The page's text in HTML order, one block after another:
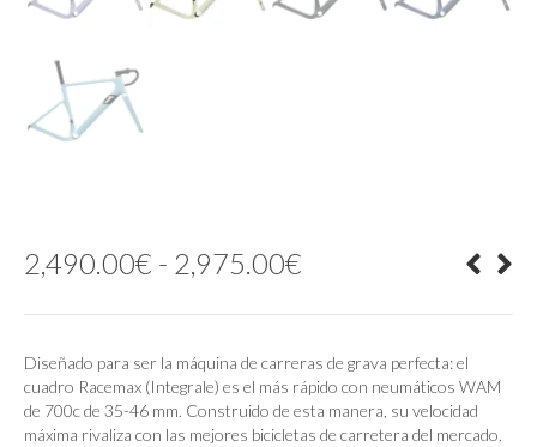
2,490.00€ - 2,975.00€
precios:
2,490.00€
hasta
2,975.00€
Diseñado para ser la máquina de carreras de grava perfecta: el
cuadro Racemax (Integrale) es el más rápido con neumáticos WAM
de 700c de 35-46 mm. Construido de esta manera, su velocidad
máxima rivaliza con las mejores bicicletas de carretera del mercado.